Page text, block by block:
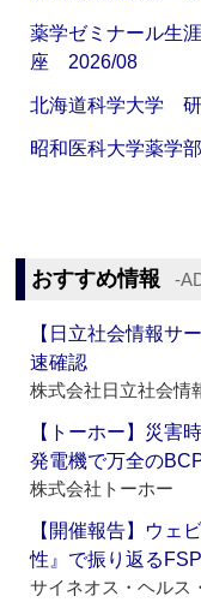
薬学ゼミナール生
座 2026/08
北海道科学大学
昭和医科大学薬学
おすすめ情報
【日立社会情報サ
速確認
株式会社日立社会情
【トーホー】災害
発電機で万全の
株式会社トーホー
【開催報告】ウェ
性』で振り返る
サイネオス・ヘルス